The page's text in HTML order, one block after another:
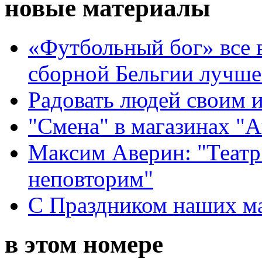
новые материалы
«Футбольный бог» все
сборной Бельгии
Радовать людей своим
"Смена" в магазинах
Максим Аверин:
неповторим"
С Праздником наших
в этом номере